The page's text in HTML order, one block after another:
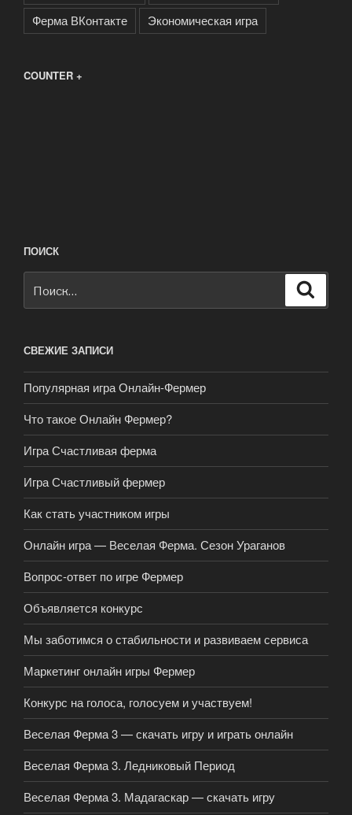
Ферма ВКонтакте
Экономическая игра
COUNTER +
ПОИСК
СВЕЖИЕ ЗАПИСИ
Популярная игра Онлайн-Фермер
Что такое Онлайн Фермер?
Игра Счастливая ферма
Игра Счастливый фермер
Как стать участником игры
Онлайн игра — Веселая Ферма. Сезон Ураганов
Вопрос-ответ по игре Фермер
Объявляется конкурс
Мы заботимся о стабильности и развиваем сервиса
Маркетинг онлайн игры Фермер
Конкурс на голоса, голосуем и участвуем!
Веселая Ферма 3 — скачать игру и играть онлайн
Веселая Ферма 3. Ледниковый Период
Веселая Ферма 3. Мадагаскар — скачать игру